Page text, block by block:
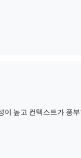
높고 컨텍스트가 풍